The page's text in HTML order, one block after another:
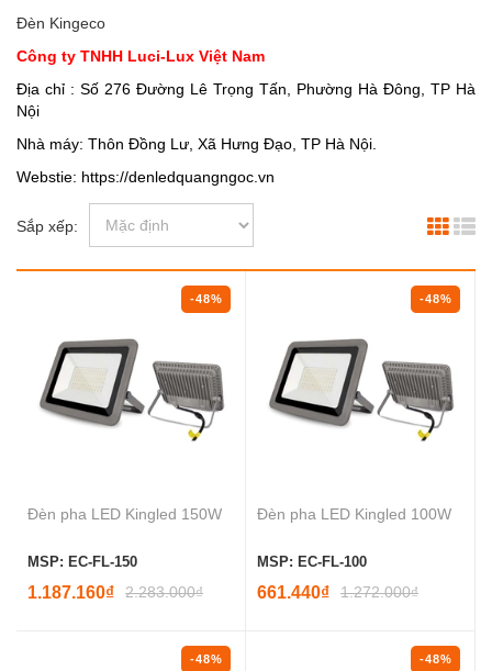
Đèn Kingeco
Công ty TNHH Luci-Lux Việt Nam
Địa chỉ : Số 276 Đường Lê Trọng Tấn, Phường Hà Đông, TP Hà
Nội
Nhà máy: Thôn Đồng Lư, Xã Hưng Đạo, TP Hà Nội.
Webstie: https://denledquangngoc.vn
Sắp xếp:
-48%
Đèn pha LED Kingled 150W
MSP: EC-FL-150
1.187.160₫ 2.283.000₫
-48%
Đèn pha LED Kingled 100W
MSP: EC-FL-100
661.440₫ 1.272.000₫
-48% -48%